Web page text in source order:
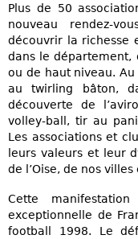
Plus de 50
nouveau rendez-
découvrir la richesse
dans le département,
ou de haut niveau.
au twirling bâton,
découverte de
volley-ball, tir au
Les associations et
leurs valeurs et leur
de l’Oise, de nos
Cette
exceptionnelle de
football 1998. Le